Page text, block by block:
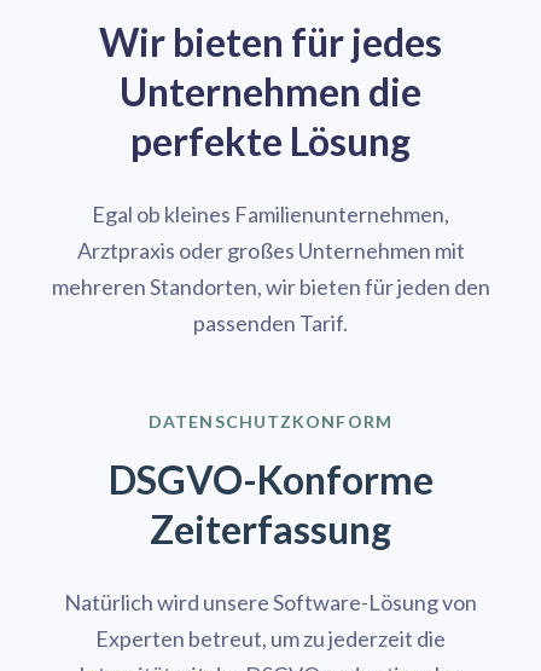
Wir bieten für jedes
Unternehmen die
perfekte Lösung
Egal ob kleines Familienunternehmen,
Arztpraxis oder großes Unternehmen mit
mehreren Standorten, wir bieten für jeden den
passenden Tarif.
DATENSCHUTZKONFORM
DSGVO-Konforme
Zeiterfassung
Natürlich wird unsere Software-Lösung von
Experten betreut, um zu jederzeit die